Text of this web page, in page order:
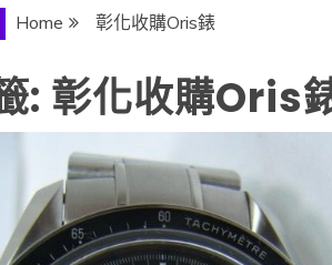
Home 彰化收購Oris錶
: 彰化收購Oris